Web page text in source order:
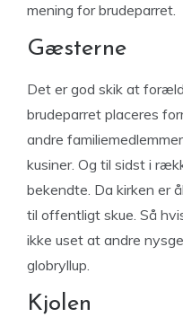
mening for brudeparret.
Gæsterne
Det er god skik at
brudeparret placeres
andre
kusiner. Og til sidst i
bekendte. Da kirken er
til offentligt skue. Så
ikke uset at andre
globryllup.
Kjolen